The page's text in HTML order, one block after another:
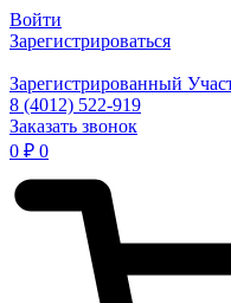
Войти
Зарегистрироваться
Зарегистрированный
8 (4012) 522-919
Заказать звонок
0 ₽ 0